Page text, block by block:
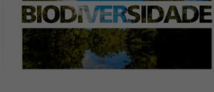
privado para viabilizar o desenvolvimento
sustentável nessas regiões.